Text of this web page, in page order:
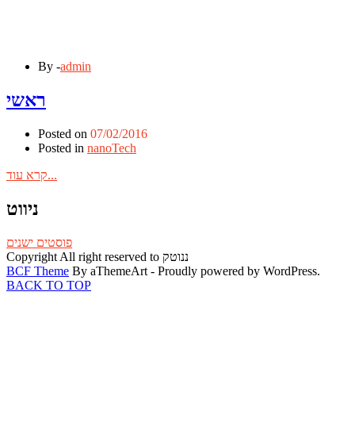
By -admin
ראשי
Posted on 07/02/2016
Posted in nanoTech
קרא עוד...
ניווט
פוסטים ישנים
Copyright All right reserved to ננוטק
BCF Theme By aThemeArt - Proudly powered by WordPress.
BACK TO TOP